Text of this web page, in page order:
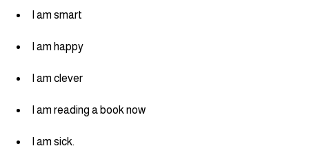
I am smart
I am happy
I am clever
I am reading a book now
I am sick.